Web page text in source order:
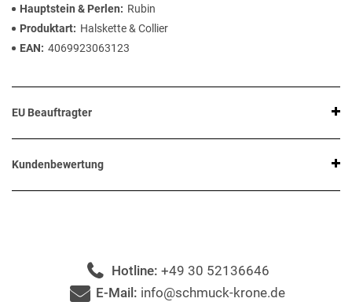
Hauptstein & Perlen
Rubin
Produktart
Halskette & Collier
EAN
4069923063123
EU Beauftragter
Kundenbewertung
Hotline: +49 30 52136646
E-Mail: info@schmuck-krone.de